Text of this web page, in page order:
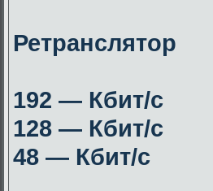
Ретранслятор
192 — Кбит/с
128 — Кбит/с
48 — Кбит/с